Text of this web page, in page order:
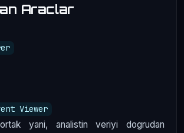
Araclar
Viewer
yani, analistin veriyi dogrudan